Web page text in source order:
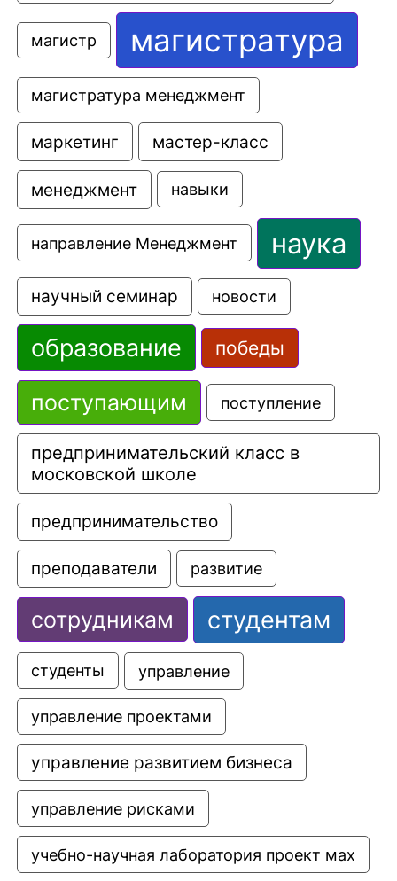
магистр магистратура
магистратура менеджмент
маркетинг мастер-класс
менеджмент навыки
направление Менеджмент наука
научный семинар новости
образование победы
поступающим поступление
предпринимательский класс в
московской школе
предпринимательство
преподаватели развитие
сотрудникам студентам
студенты управление
управление проектами
управление развитием бизнеса
управление рисками
учебно-научная лаборатория проект мах